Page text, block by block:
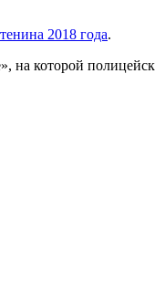
2018 года.
которой